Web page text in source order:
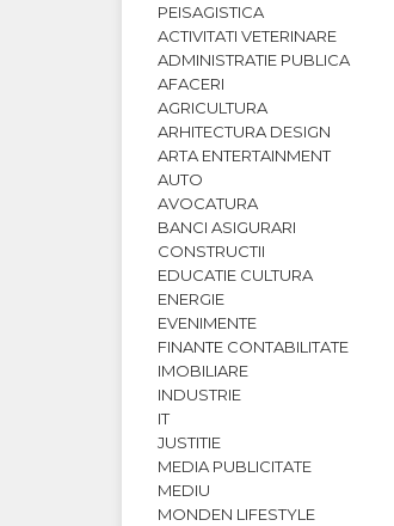
PEISAGISTICA
ACTIVITATI VETERINARE
ADMINISTRATIE PUBLICA
AFACERI
AGRICULTURA
ARHITECTURA DESIGN
ARTA ENTERTAINMENT
AUTO
AVOCATURA
BANCI ASIGURARI
CONSTRUCTII
EDUCATIE CULTURA
ENERGIE
EVENIMENTE
FINANTE CONTABILITATE
IMOBILIARE
INDUSTRIE
IT
JUSTITIE
MEDIA PUBLICITATE
MEDIU
MONDEN LIFESTYLE